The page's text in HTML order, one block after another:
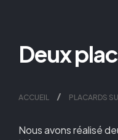
Deux
ACCUEIL PLACARDS
Nous avons réalisé